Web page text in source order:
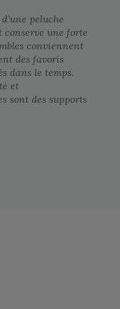
peluche
conserve une forte
conviennent
des favoris
dans le temps.
et
sont des supports